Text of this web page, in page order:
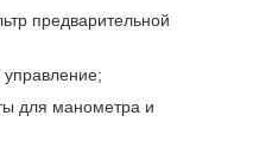
предварительной
управление;
для манометра и